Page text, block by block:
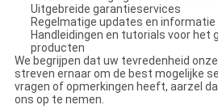
Uitgebreide garantieservices
Regelmatige updates en
Handleidingen en tutorials voor het
producten
We begrijpen dat uw tevredenheid
streven ernaar om de best mogelijke
vragen of opmerkingen heeft, aarzel
ons op te nemen.